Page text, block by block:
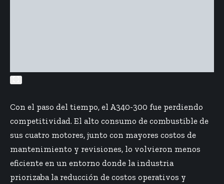
Con el paso del tiempo, el A340-300 fue perdiendo
competitividad. El alto consumo de combustible de
sus cuatro motores, junto con mayores costos de
mantenimiento y revisiones, lo volvieron menos
eficiente en un entorno donde la industria
priorizaba la reducción de costos operativos y